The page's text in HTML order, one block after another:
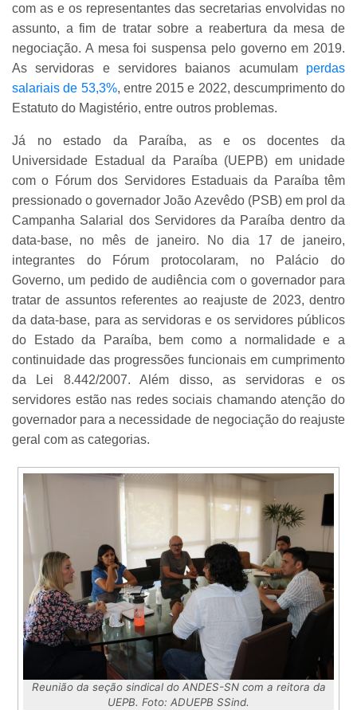
com as e os representantes das secretarias envolvidas no
assunto, a fim de tratar sobre a reabertura da mesa de
negociação. A mesa foi suspensa pelo governo em 2019.
As servidoras e servidores baianos acumulam perdas
salariais de 53,3%, entre 2015 e 2022, descumprimento do
Estatuto do Magistério, entre outros problemas.
Já no estado da Paraíba, as e os docentes da
Universidade Estadual da Paraíba (UEPB) em unidade
com o Fórum dos Servidores Estaduais da Paraíba têm
pressionado o governador João Azevêdo (PSB) em prol da
Campanha Salarial dos Servidores da Paraíba dentro da
data-base, no mês de janeiro. No dia 17 de janeiro,
integrantes do Fórum protocolaram, no Palácio do
Governo, um pedido de audiência com o governador para
tratar de assuntos referentes ao reajuste de 2023, dentro
da data-base, para as servidoras e os servidores públicos
do Estado da Paraíba, bem como a normalidade e a
continuidade das progressões funcionais em cumprimento
da Lei 8.442/2007. Além disso, as servidoras e os
servidores estão nas redes sociais chamando atenção do
governador para a necessidade de negociação do reajuste
geral com as categorias.
Reunião da seção sindical do ANDES-SN com a reitora da
UEPB. Foto: ADUEPB SSind.